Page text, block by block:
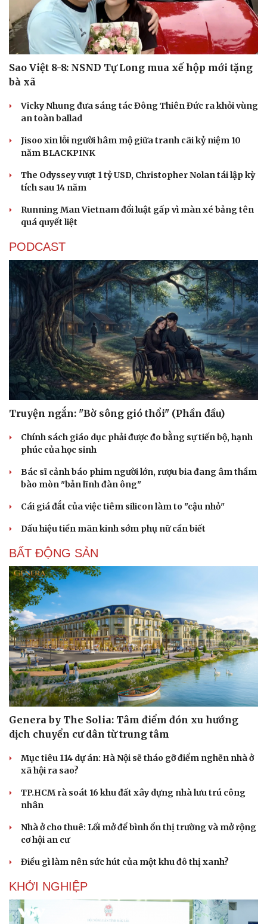
Cải chính
Sao Việt 8-8: NSND Tự Long mua xế hộp mới tặng
bà xã
Vicky Nhung đưa sáng tác Đông Thiên Đức ra khỏi vùng
an toàn ballad
Jisoo xin lỗi người hâm mộ giữa tranh cãi kỷ niệm 10
năm BLACKPINK
The Odyssey vượt 1 tỷ USD, Christopher Nolan tái lập kỳ
tích sau 14 năm
Running Man Vietnam đổi luật gấp vì màn xé bảng tên
quá quyết liệt
PODCAST
Truyện ngắn: "Bờ sông gió thổi" (Phần đầu)
Chính sách giáo dục phải được đo bằng sự tiến bộ, hạnh
phúc của học sinh
Bác sĩ cảnh báo phim người lớn, rượu bia đang âm thầm
bào mòn "bản lĩnh đàn ông"
Cái giá đắt của việc tiêm silicon làm to "cậu nhỏ"
Dấu hiệu tiền mãn kinh sớm phụ nữ cần biết
BẤT ĐỘNG SẢN
Genera by The Solia: Tâm điểm đón xu hướng
dịch chuyển cư dân từ trung tâm
Mục tiêu 114 dự án: Hà Nội sẽ tháo gỡ điểm nghẽn nhà ở
xã hội ra sao?
TP.HCM rà soát 16 khu đất xây dựng nhà lưu trú công
nhân
Nhà ở cho thuê: Lối mở để bình ổn thị trường và mở rộng
cơ hội an cư
Điều gì làm nên sức hút của một khu đô thị xanh?
KHỞI NGHIỆP